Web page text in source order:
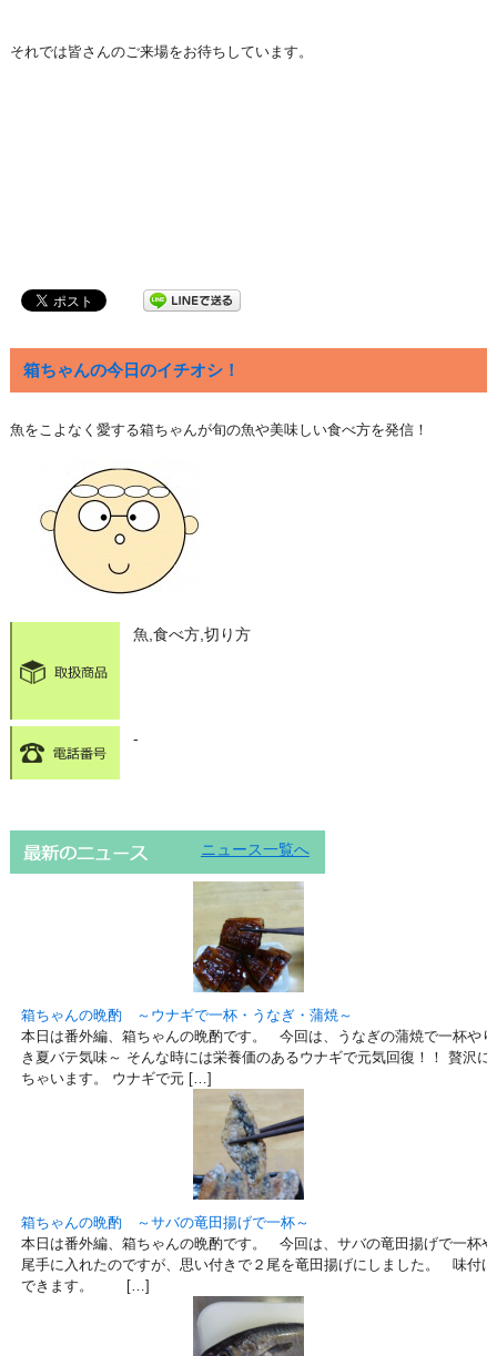
それでは皆さんのご来場をお待ちしています。
箱ちゃんの今日のイチオシ！
魚をこよなく愛する箱ちゃんが旬の魚や美味しい食べ方を発信！
魚,食べ方,切り方
-
ニュース一覧へ
箱ちゃんの晩酌 ～ウナギで一杯・うなぎ・蒲焼～
本日は番外編、箱ちゃんの晩酌です。 今回は、うなぎの蒲焼で一杯や
き夏バテ気味～ そんな時には栄養価のあるウナギで元気回復！！ 贅沢
ちゃいます。 ウナギで元 […]
箱ちゃんの晩酌 ～サバの竜田揚げで一杯～
本日は番外編、箱ちゃんの晩酌です。 今回は、サバの竜田揚げで一杯
尾手に入れたのですが、思い付きで２尾を竜田揚げにしました。 味付
できます。 […]